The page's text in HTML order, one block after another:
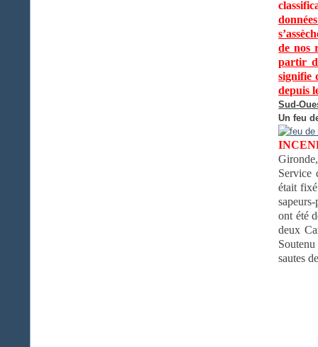
de nos
partir
signifie
depuis
Sud-
Un feu
Service
était
ont été
deux
sautes